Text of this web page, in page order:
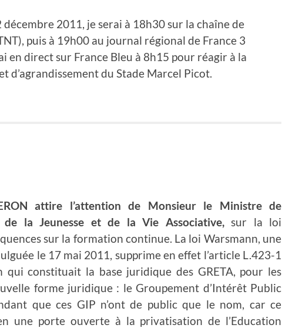
2011, je serai à 18h30 sur la chaîne de
puis à 19h00 au journal régional de France 3
en direct sur France Bleu à 8h15 pour réagir à la
d’agrandissement du Stade Marcel Picot.
attire l’attention de Monsieur le Ministre de
de la Jeunesse et de la Vie Associative, sur la loi
sur la formation continue. La loi Warsmann, une
le 17 mai 2011, supprime en effet l’article L.423-1
qui constituait la base juridique des GRETA, pour les
forme juridique : le Groupement d’Intérêt Public
que ces GIP n’ont de public que le nom, car ce
une porte ouverte à la privatisation de l’Education